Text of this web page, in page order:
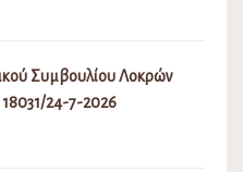
Συμβουλίου Λοκρών
18031/24-7-2026